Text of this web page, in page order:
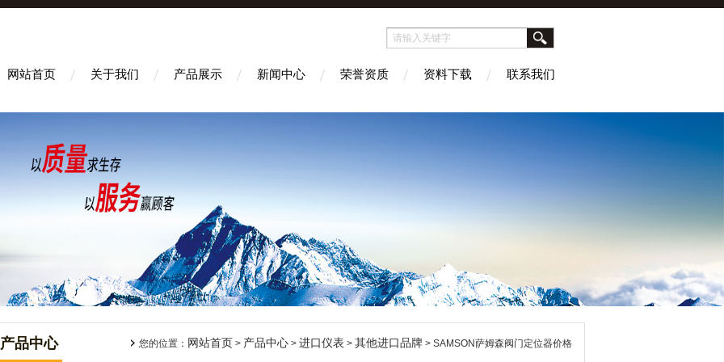
网站首页 关于我们 产品展示 新闻中心 荣誉资质 资料下载 联系我们
产品中心 您的位置： 网站首页 > 产品中心 > 进口仪表 > 其他进口品牌 > SAMSON萨姆森阀门定位器价格